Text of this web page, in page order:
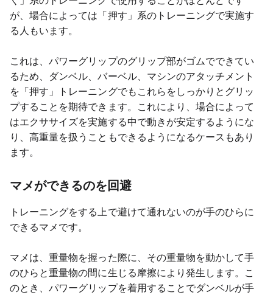
が、場合によっては「押す」系のトレーニングで実施す
る人もいます。
これは、パワーグリップのグリップ部がゴムでできてい
るため、ダンベル、バーベル、マシンのアタッチメント
を「押す」トレーニングでもこれらをしっかりとグリッ
プすることを期待できます。これにより、場合によって
はエクササイズを実施する中で動きが安定するようにな
り、高重量を扱うこともできるようになるケースもあり
ます。
マメができるのを回避
トレーニングをする上で避けて通れないのが手のひらに
できるマメです。
マメは、重量物を握った際に、その重量物を動かして手
のひらと重量物の間に生じる摩擦により発生します。こ
のとき、パワーグリップを着用することでダンベルが手